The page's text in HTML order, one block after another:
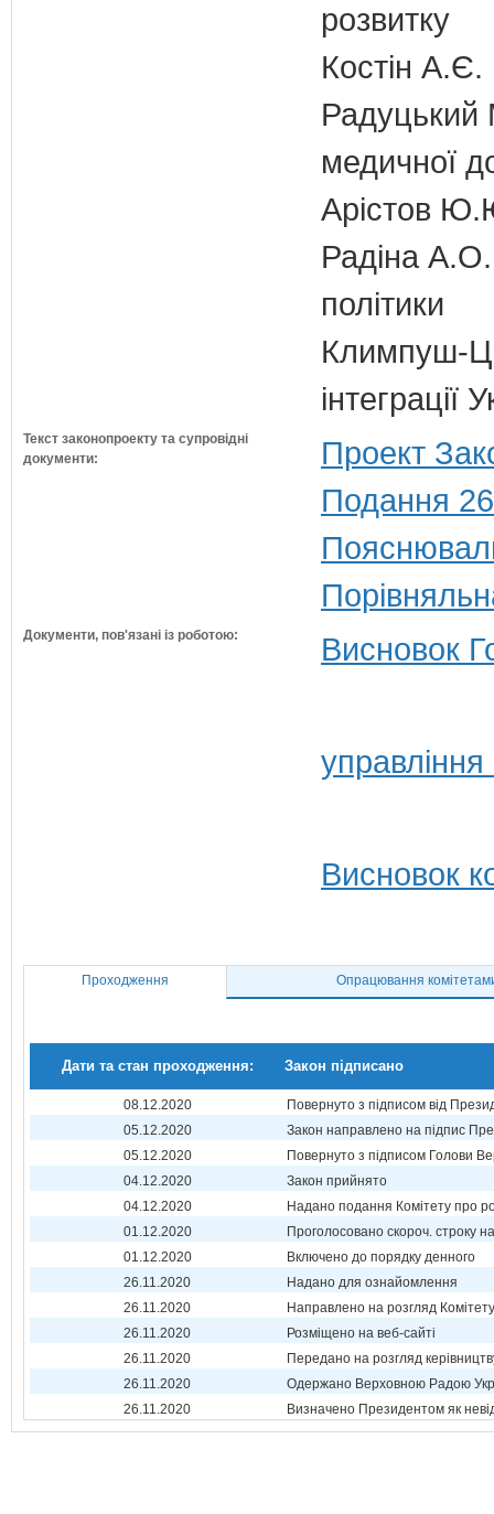
розвитку
Костін А.Є.
Радуцький
медичної
Арістов
Радіна А.О.
політики
Климпуш-
Текст законопроекту та супровідні
документи:
Проект
Подання
Документи, пов'язані із роботою: Висновок
Висновок
Проходження Опрацювання
Дати та стан проходження: Закон підписано
08.12.2020
Повернуто з підписом від
05.12.2020
Закон направлено на підпис
05.12.2020
Повернуто з підписом Голови
04.12.2020
Закон прийнято
04.12.2020
Надано подання Комітету про
01.12.2020
Проголосовано скороч. строку
01.12.2020
Включено до порядку денного
26.11.2020
Надано для ознайомлення
26.11.2020
Направлено на розгляд Комітету
26.11.2020
Розміщено на веб-сайті
26.11.2020
Передано на розгляд
26.11.2020
Одержано Верховною Радою
26.11.2020
Визначено Президентом як